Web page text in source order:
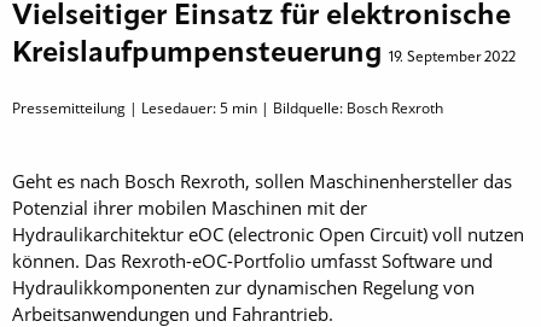
Vielseitiger Einsatz für elektronische
Kreislaufpumpensteuerung 19. September 2022
Pressemitteilung | Lesedauer:5 min | Bildquelle: Bosch Rexroth
Geht es nach Bosch Rexroth, sollen Maschinenhersteller das
Potenzial ihrer mobilen Maschinen mit der
Hydraulikarchitektur eOC (electronic Open Circuit) voll nutzen
können. Das Rexroth-eOC-Portfolio umfasst Software und
Hydraulikkomponenten zur dynamischen Regelung von
Arbeitsanwendungen und Fahrantrieb.